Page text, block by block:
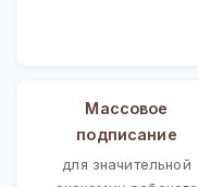
Массовое
подписание
для значительной